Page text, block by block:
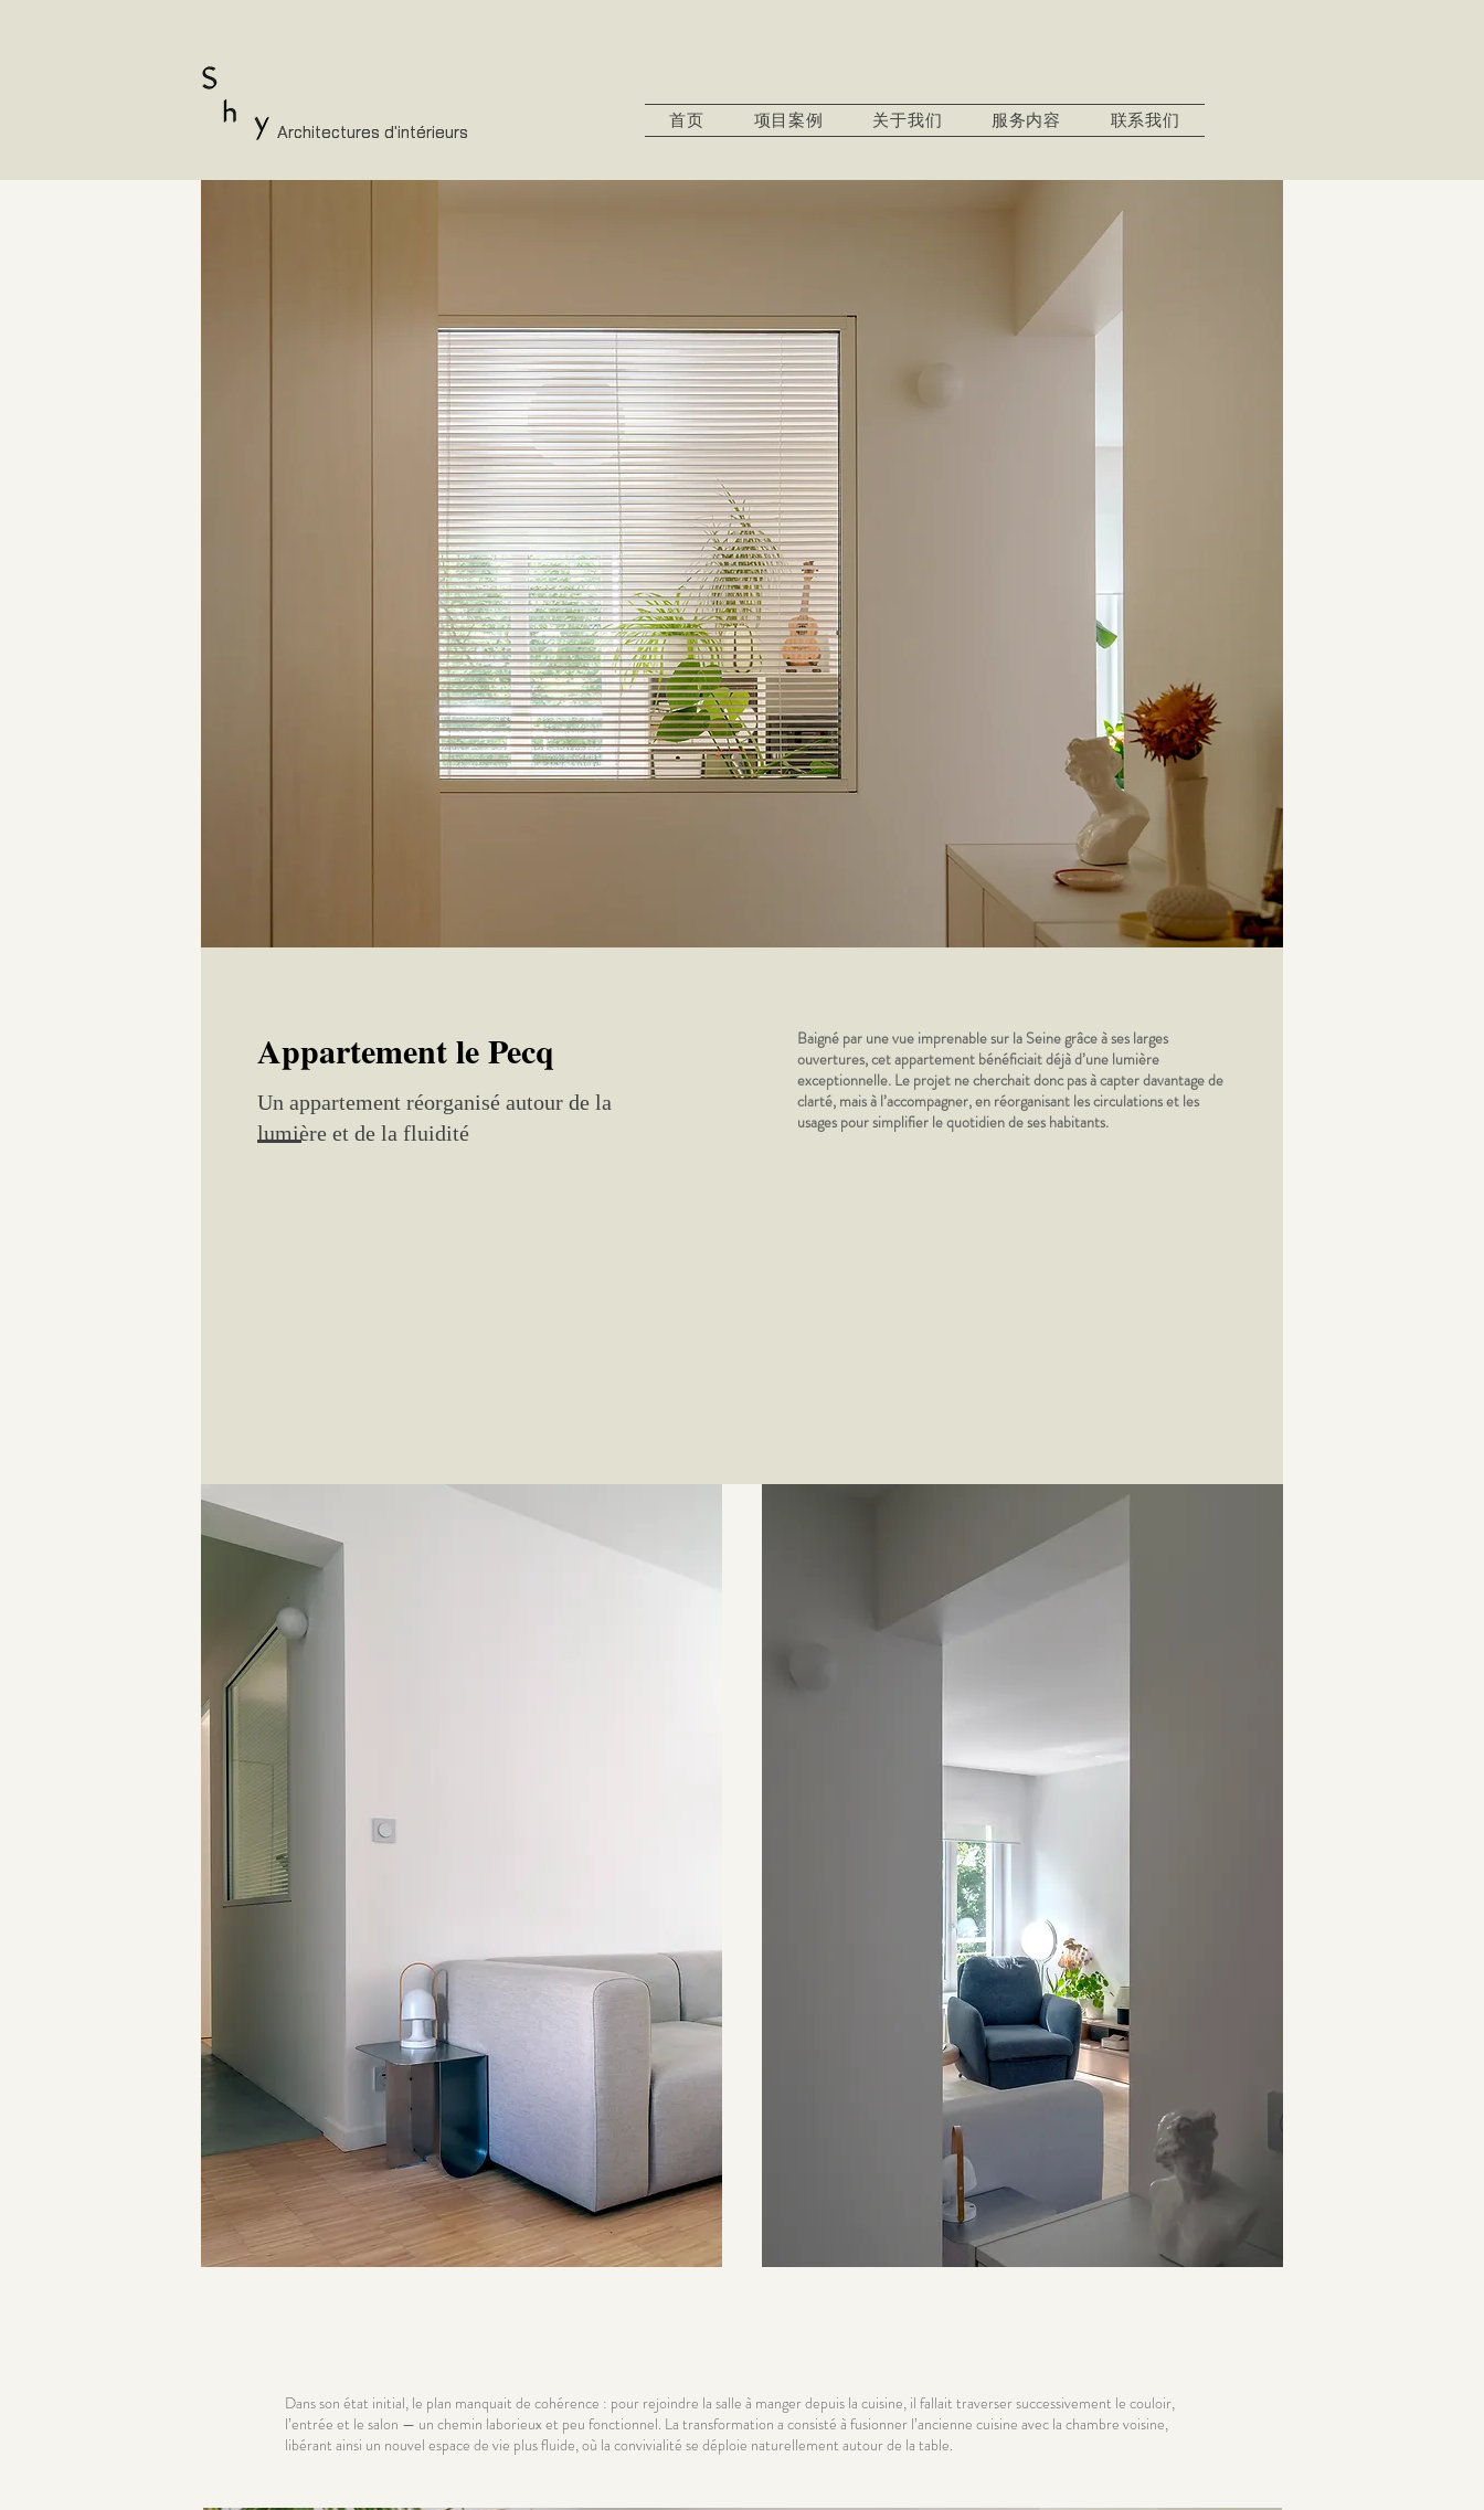
Architectures d'intérieurs
Architectures d'intérieurs
首页 项目案例 关于我们 服务内容 联系我们
Appartement le Pecq
Un appartement réorganisé autour de la
lumière et de la fluidité
Baigné par une vue imprenable sur la Seine grâce à ses larges
ouvertures, cet appartement bénéficiait déjà d’une lumière
exceptionnelle. Le projet ne cherchait donc pas à capter davantage de
clarté, mais à l’accompagner, en réorganisant les circulations et les
usages pour simplifier le quotidien de ses habitants.
Dans son état initial, le plan manquait de cohérence : pour rejoindre la salle à manger depuis la cuisine, il fallait traverser successivement le couloir,
l’entrée et le salon — un chemin laborieux et peu fonctionnel. La transformation a consisté à fusionner l’ancienne cuisine avec la chambre voisine,
libérant ainsi un nouvel espace de vie plus fluide, où la convivialité se déploie naturellement autour de la table.